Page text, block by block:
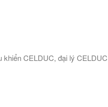
CELDUC, đại lý